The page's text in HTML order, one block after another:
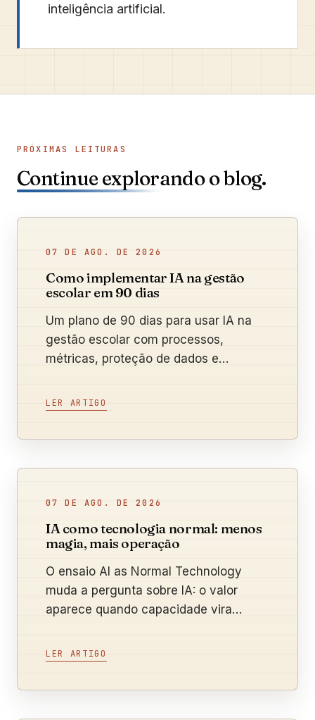
inteligência artificial.
PRÓXIMAS LEITURAS
Continue explorando o blog.
07 DE AGO. DE 2026
Como implementar IA na gestão
escolar em 90 dias
Um plano de 90 dias para usar IA na
gestão escolar com processos,
métricas, proteção de dados e
LER ARTIGO
07 DE AGO. DE 2026
IA como tecnologia normal: menos
magia, mais operação
O ensaio AI as Normal Technology
muda a pergunta sobre IA: o valor
aparece quando capacidade vira
LER ARTIGO